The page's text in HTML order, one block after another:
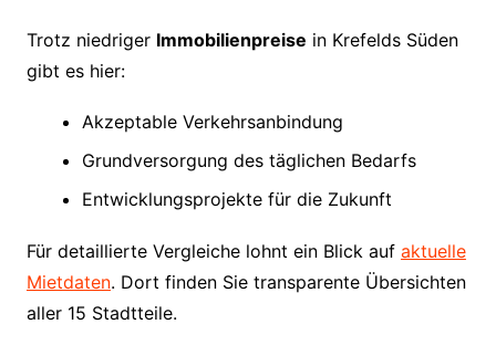
Trotz niedriger Immobilienpreise in Krefelds Süden
gibt es hier:
Akzeptable Verkehrsanbindung
Grundversorgung des täglichen Bedarfs
Entwicklungsprojekte für die Zukunft
Für detaillierte Vergleiche lohnt ein Blick auf aktuelle
Mietdaten. Dort finden Sie transparente Übersichten
aller 15 Stadtteile.